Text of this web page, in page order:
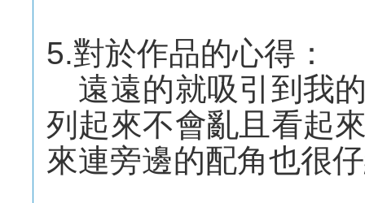
5.對於作品的心得：
遠遠的就吸引到我
列起來不會亂且看起
來連旁邊的配角也很